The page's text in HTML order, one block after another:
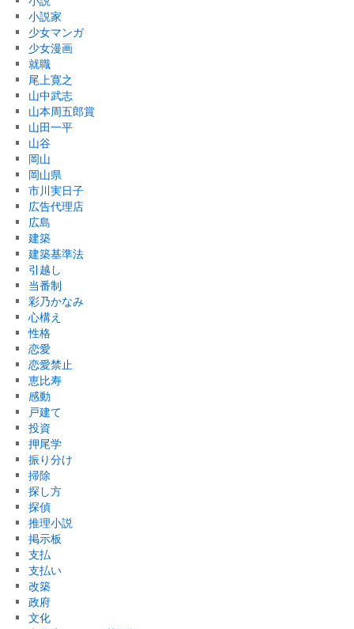
小説家
少女マンガ
少女漫画
就職
尾上寛之
山中武志
山本周五郎賞
山田一平
山谷
岡山
岡山県
市川実日子
広告代理店
広島
建築
建築基準法
引越し
当番制
彩乃かなみ
心構え
性格
恋愛
恋愛禁止
恵比寿
感動
戸建て
投資
押尾学
振り分け
掃除
探し方
探偵
推理小説
掲示板
支払
支払い
改築
政府
文化